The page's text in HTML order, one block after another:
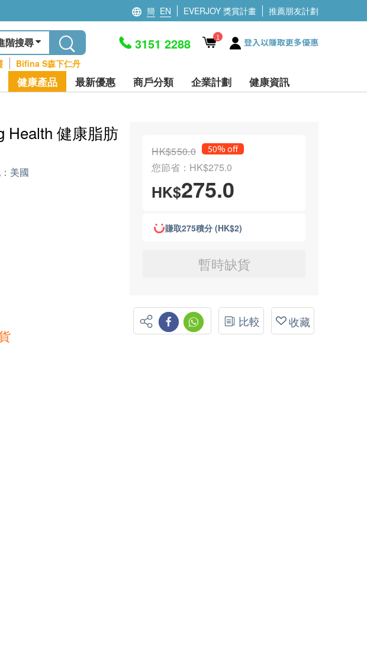
簡 EN EVERJOY 獎賞計畫 推薦朋友計劃
階搜尋
Bifina S森下仁丹
3151 2288 1 登入以賺取更多優惠
健康產品 最新優惠 商戶分類 企業計劃 健康資訊
Health 健康脂肪
美國
HK$550.0 50% off
您節省：HK$275.0
HK$275.0
賺取275積分 (HK$2)
暫時缺貨
比較 收藏